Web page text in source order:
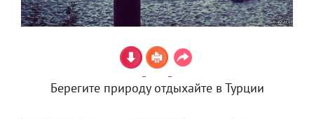
Берегите природу отдыхайте в Турции